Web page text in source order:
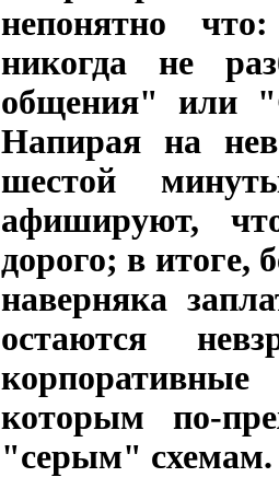
непонятно
никогда не
общения" или
Напирая на
шестой
афишируют,
дорого; в итоге,
наверняка
остаются
которым по-
"серым" схемам.